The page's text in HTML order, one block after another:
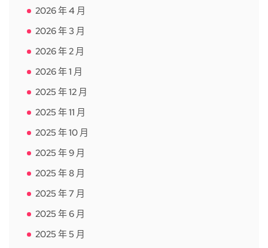
2026 年 4 月
2026 年 3 月
2026 年 2 月
2026 年 1 月
2025 年 12 月
2025 年 11 月
2025 年 10 月
2025 年 9 月
2025 年 8 月
2025 年 7 月
2025 年 6 月
2025 年 5 月